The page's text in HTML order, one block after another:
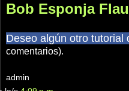
Bob Esponja
Deseo algún otro tutorial
comentarios).
admin